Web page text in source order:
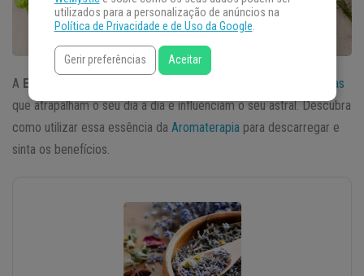
A Essência de 7 ervas
energias negativas
que atrapalham o seu dia a dia e influenciam o seu astral. Descubra
como utilizar essa essência da Aromaterapia para descarregar e
sinta os benefícios.
utilizados para a personalização de anúncios na
Política de Privacidade e de Uso da Google.
Gerir preferências Aceitar